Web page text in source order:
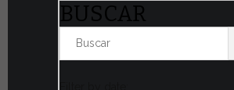
BUSCAR